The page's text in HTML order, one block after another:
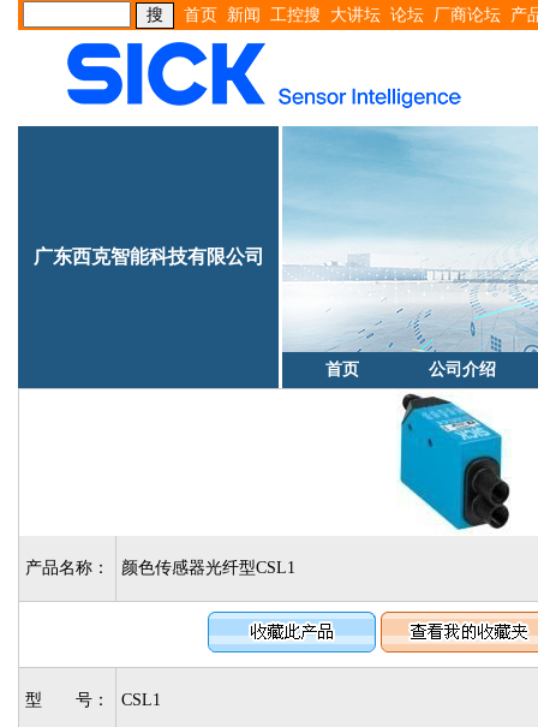
首页 新闻 工控搜 大讲坛 论坛 厂商论坛 产
广东西克智能科技有限公司
首页 公司介绍
产品名称： 颜色传感器光纤型CSL1
型 号： CSL1